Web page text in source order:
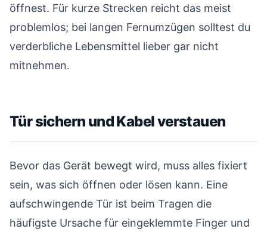
öffnest. Für kurze Strecken reicht das meist
problemlos; bei langen Fernumzügen solltest du
verderbliche Lebensmittel lieber gar nicht
mitnehmen.
Tür sichern und Kabel verstauen
Bevor das Gerät bewegt wird, muss alles fixiert
sein, was sich öffnen oder lösen kann. Eine
aufschwingende Tür ist beim Tragen die
häufigste Ursache für eingeklemmte Finger und